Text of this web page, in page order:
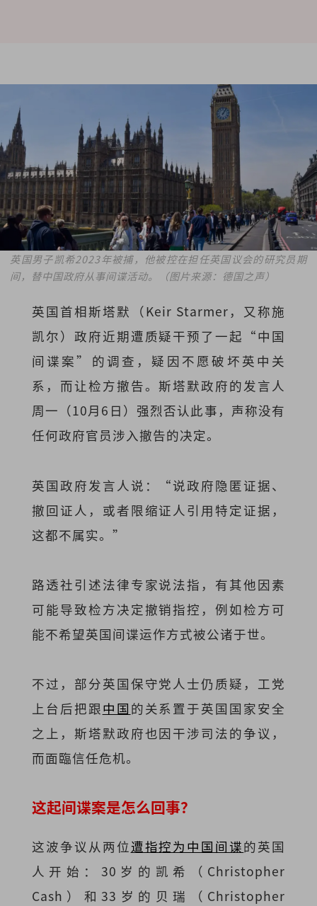
英国男子凯希2023年被捕，他被控在担任英国议会的研究员期
间，替中国政府从事间谍活动。（图片来源：德国之声）
英国首相斯塔默（Keir Starmer，又称施
凯尔）政府近期遭质疑干预了一起“中国
间谍案”的调查，疑因不愿破坏英中关
系，而让检方撤告。斯塔默政府的发言人
周一（10月6日）强烈否认此事，声称没有
任何政府官员涉入撤告的决定。
英国政府发言人说：“说政府隐匿证据、
撤回证人，或者限缩证人引用特定证据，
这都不属实。”
路透社引述法律专家说法指，有其他因素
可能导致检方决定撤销指控，例如检方可
能不希望英国间谍运作方式被公诸于世。
不过，部分英国保守党人士仍质疑，工党
上台后把跟中国 的关系置于英国国家安全
之上，斯塔默政府也因干涉司法的争议，
而面臨信任危机。
这起间谍案是怎么回事？
这波争议从两位遭指控为中国间谍的英国
人开始：30岁的凯希（Christopher
Cash）和33岁的贝瑞（Christopher